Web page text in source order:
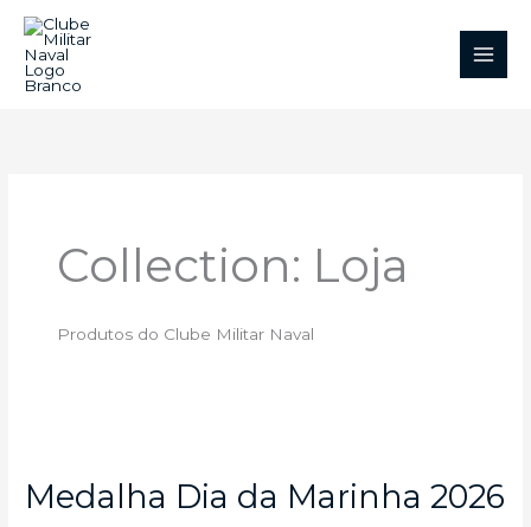
Skip
content
Collection: Loja
Produtos do Clube Militar Naval
Medalha Dia da Marinha 2026
da